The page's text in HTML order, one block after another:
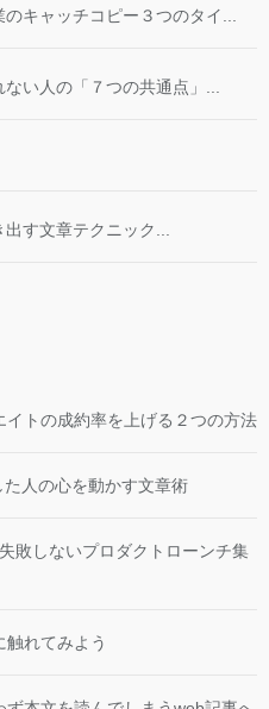
キャッチコピー３つのタイ...
い人の「７つの共通点」...
す文章テクニック...
トの成約率を上げる２つの方法
人の心を動かす文章術
敗しないプロダクトローンチ集
れてみよう